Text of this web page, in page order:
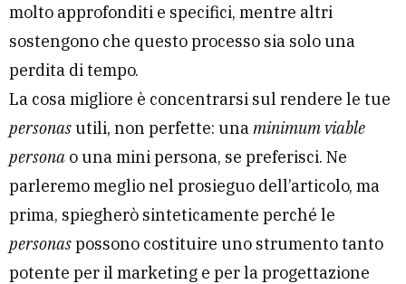
molto approfonditi e specifici, mentre altri
sostengono che questo processo sia solo una
perdita di tempo.
La cosa migliore è concentrarsi sul rendere le tue
personasutili, non perfette: unaminimum viable
persona o una mini persona, se preferisci. Ne
parleremo meglio nel prosieguo dell’articolo, ma
prima, spiegherò sinteticamente perché le
personaspossono costituire uno strumento tanto
potente per il marketing e per la progettazione